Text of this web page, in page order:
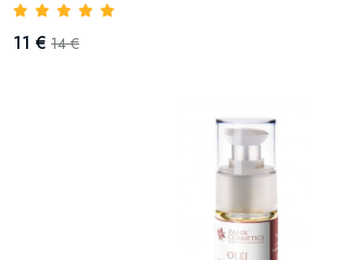
11 € 14 €